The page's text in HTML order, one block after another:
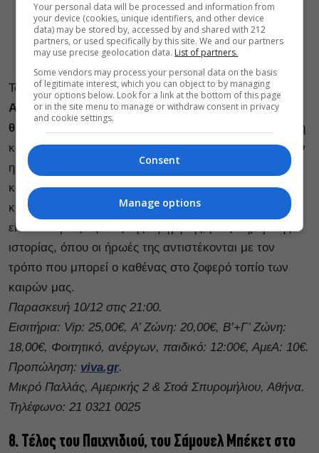
Τα «Μαθήματα Κωμωδίας», το νέο έργο τουΘοδωρή
Αθερίδη, παρουσιάζεται σε δική του σκηνοθεσία, στο
θέατρο Μικρό Παλλάς
. Πρόκειται για μια ξεκαρδιστική
κωμωδία που διεισδύει στο χώρο της εκπαίδευσης των
ηθοποιών που θέλουν να μάθουν πώς να κάνουν
κωμωδία. Οι αυτοσχεδιασμοί και οι ασκήσεις τους
καθώς και η διαμόρφωση των σχέσεων μεταξύ τους,
είναι ο κύριος άξονας της αφήγησης, μιας σημερινής
ιστορίας, όπου οι ήρωές της αντιστέκονται με τον
τρόπο που μπορεί ο καθένας στο ζοφερό τοπίο των
καιρών μας.
Παρασκευή 10/12 στις 21:00.
Εισιτήρια: Vip: 25,00€, Α’ Ζώνη: 20,00€, Β’+Γ’ Ζώνη:
18,00€, Φοιτητικό, ανέργων, παιδικό: 12:00€, ΑμεΑ: 10€.
Προπώληση: viva.gr.
Μικρό Παλλάς, Αμερικής 2 & Στοά Σπυρομήλιου, Αθήνα.
Τηλέφωνο: 21 0321 0025
8. Τέλος του Παιχνιδιού, του Σάμουελ Μπέκετ στο
Your personal data will be processed and information from
your device (cookies, unique identifiers, and other device
data) may be stored by, accessed by and shared with 212
partners, or used specifically by this site. We and our partners
may use precise geolocation data. List of partners.
Some vendors may process your personal data on the basis
of legitimate interest, which you can object to by managing
your options below. Look for a link at the bottom of this page
or in the site menu to manage or withdraw consent in privacy
and cookie settings.
Consent
Manage options